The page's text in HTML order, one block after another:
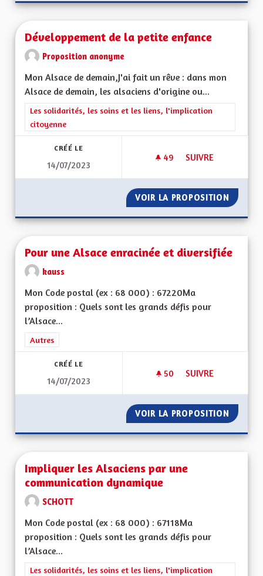
Développement de la petite enfance
Proposition anonyme
Mon Alsace de demain,J'ai fait un rêve : dans mon
Alsace de demain, les alsaciens d'origine ou...
Filtrer les résultats de la catégorie : Les solidarités, les soins
Les solidarités, les soins et les liens, l'implication
citoyenne
CRÉÉ LE
14/07/2023
49 49 ABONNÉS
SUIVRE
VOIR LA PROPOSITION
Pour une Alsace enracinée et diversifiée
kauss
Mon Code postal (ex : 68 000) : 67220Ma
proposition : Quels sont les grands défis pour
l’Alsace...
Filtrer les résultats de la catégorie : Autres
Autres
CRÉÉ LE
14/07/2023
50 50 ABONNÉS
SUIVRE
VOIR LA PROPOSITION POUR
Impliquer les Alsaciens par une
communication dynamique
SCHOTT
Mon Code postal (ex : 68 000) : 67118Ma
proposition : Quels sont les grands défis pour
l’Alsace...
Filtrer les résultats de la catégorie : Les solidarités, les soins
Les solidarités, les soins et les liens, l'implication